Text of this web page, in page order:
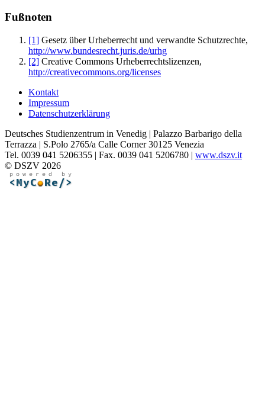
Fußnoten
[1] Gesetz über Urheberrecht und verwandte Schutzrechte,
http://www.bundesrecht.juris.de/urhg
[2] Creative Commons Urheberrechtslizenzen,
http://creativecommons.org/licenses
Kontakt
Impressum
Datenschutzerklärung
Deutsches Studienzentrum in Venedig | Palazzo Barbarigo della
Terrazza | S.Polo 2765/a Calle Corner 30125 Venezia
Tel. 0039 041 5206355 | Fax. 0039 041 5206780 | www.dszv.it
© DSZV 2026